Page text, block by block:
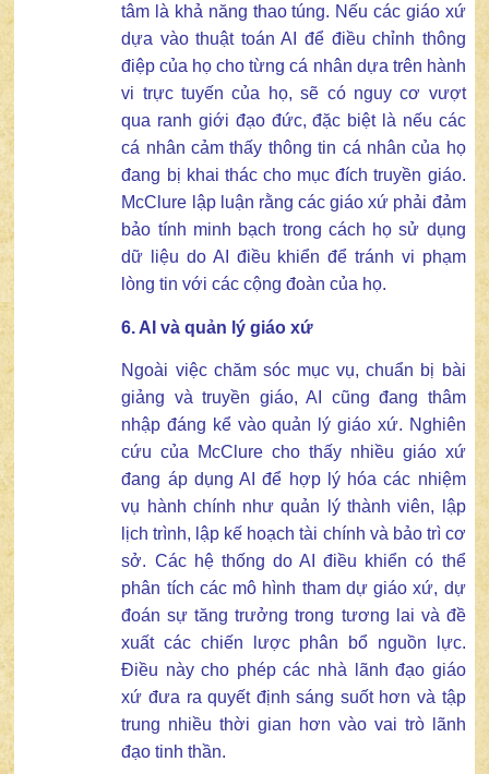
tâm là khả năng thao túng. Nếu các giáo xứ
dựa vào thuật toán AI để điều chỉnh thông
điệp của họ cho từng cá nhân dựa trên hành
vi trực tuyến của họ, sẽ có nguy cơ vượt
qua ranh giới đạo đức, đặc biệt là nếu các
cá nhân cảm thấy thông tin cá nhân của họ
đang bị khai thác cho mục đích truyền giáo.
McClure lập luận rằng các giáo xứ phải đảm
bảo tính minh bạch trong cách họ sử dụng
dữ liệu do AI điều khiển để tránh vi phạm
lòng tin với các cộng đoàn của họ.
6. AI vàquản lýgiáo xứ
Ngoài việc chăm sóc mục vụ, chuẩn bị bài
giảng và truyền giáo, AI cũng đang thâm
nhập đáng kể vào quản lý giáo xứ. Nghiên
cứu của McClure cho thấy nhiều giáo xứ
đang áp dụng AI để hợp lý hóa các nhiệm
vụ hành chính như quản lý thành viên, lập
lịch trình, lập kế hoạch tài chính và bảo trì cơ
sở. Các hệ thống do AI điều khiển có thể
phân tích các mô hình tham dự giáo xứ, dự
đoán sự tăng trưởng trong tương lai và đề
xuất các chiến lược phân bổ nguồn lực.
Điều này cho phép các nhà lãnh đạo giáo
xứ đưa ra quyết định sáng suốt hơn và tập
trung nhiều thời gian hơn vào vai trò lãnh
đạo tinh thần.